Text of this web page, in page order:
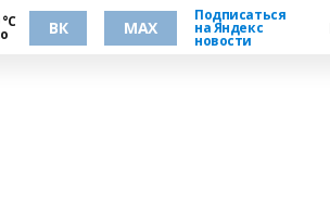
ВК MAX
Подписаться
на Яндекс
новости